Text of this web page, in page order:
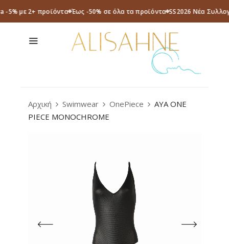
-5% με 2+ προϊόντα Έως -50% σε όλα τα προϊόντα SS2026 Νέα
Αρχική Swimwear OnePiece
AYA ONE
PIECE MONOCHROME